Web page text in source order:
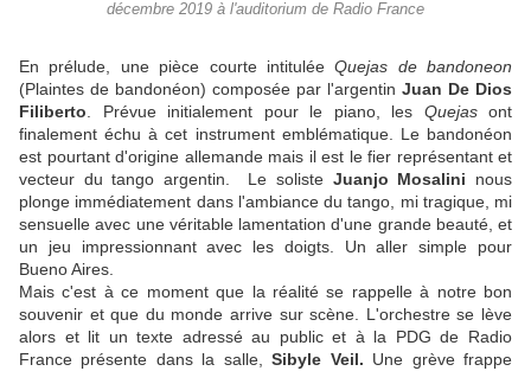
décembre 2019 à l'auditorium de Radio France
En prélude, une pièce courte intituléeQuejas de bandoneon
(Plaintes de bandonéon) composée par l'argentin Juan De Dios
Filiberto . Prévue initialement pour le piano, les Quejasont
finalement échu à cet instrument emblématique. Le bandonéon
est pourtant d'origine allemande mais il est le fier représentant et
vecteur du tango argentin. Le soliste Juanjo Mosalini nous
plonge immédiatement dans l'ambiance du tango, mi tragique, mi
sensuelle avec une véritable lamentation d'une grande beauté, et
un jeu impressionnant avec les doigts. Un aller simple pour
Bueno Aires.
Mais c'est à ce moment que la réalité se rappelle à notre bon
souvenir et que du monde arrive sur scène. L'orchestre se lève
alors et lit un texte adressé au public et à la PDG de Radio
France présente dans la salle,Sibyle Veil. Une grève frappe